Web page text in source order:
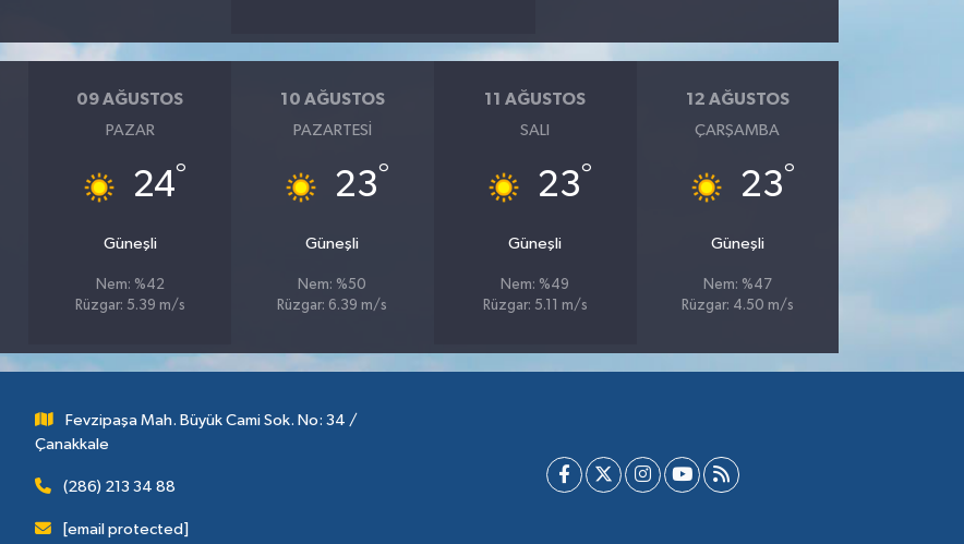
09 AĞUSTOS
PAZAR
24°
Güneşli
Nem: %42
Rüzgar: 5.39 m/s
10 AĞUSTOS
PAZARTESI
23°
Güneşli
Nem: %50
Rüzgar: 6.39 m/s
11 AĞUSTOS
SALI
23°
Güneşli
Nem: %49
Rüzgar: 5.11 m/s
12 AĞUSTOS
ÇARŞAMBA
23°
Güneşli
Nem: %47
Rüzgar: 4.50 m/s
Fevzipaşa Mah. Büyük Cami Sok. No: 34 /
Çanakkale
(286) 213 34 88
[email protected]